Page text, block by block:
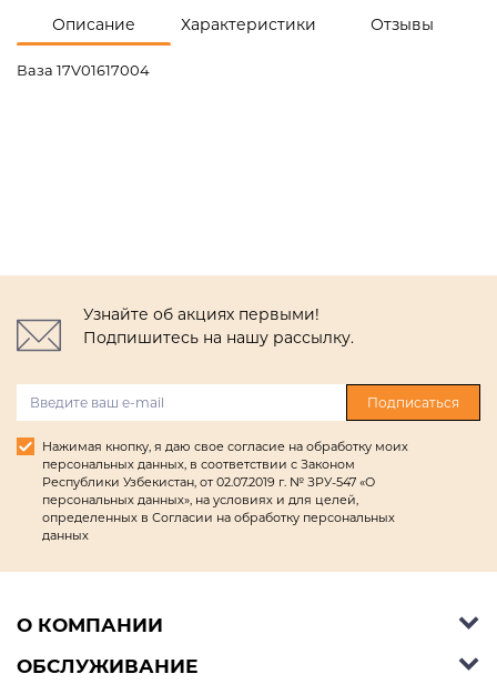
Описание Характеристики Отзывы
Ваза 17V01617004
Узнайте об акциях первыми!
Подпишитесь на нашу рассылку.
Подписаться
Нажимая кнопку, я даю свое согласие на обработку моих
персональных данных, в соответствии с Законом
Республики Узбекистан, от 02.07.2019 г. № ЗРУ-547 «О
персональных данных», на условиях и для целей,
определенных в Согласии на обработку персональных
данных
О КОМПАНИИ
Об Ashley Furniture HomeStore
ОБСЛУЖИВАНИЕ